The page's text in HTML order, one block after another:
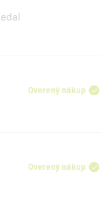
Overený nákup
Overený nákup